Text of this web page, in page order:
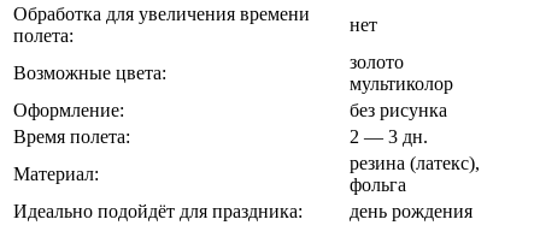
Обработка для увеличения времени
полета:
нет
Возможные цвета:
золото
мультиколор
Оформление:
без рисунка
Время полета:
2 — 3 дн.
Материал:
резина (латекс),
фольга
Идеально подойдёт для праздника:
день рождения